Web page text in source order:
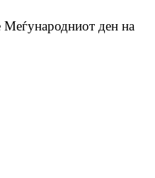
Меѓународниот ден на